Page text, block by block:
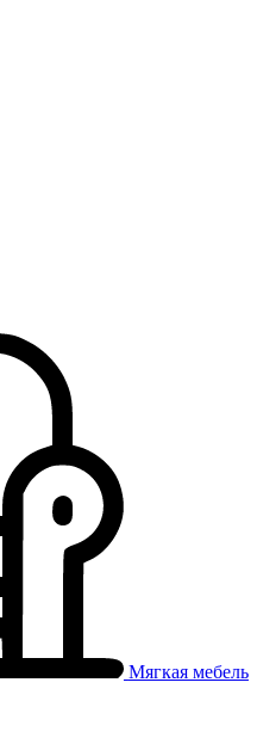
Мягкая мебель